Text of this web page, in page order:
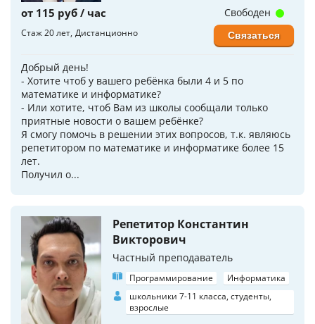
от 115 руб / час
Стаж 20 лет Дистанционно
Добрый день!
- Хотите чтоб у вашего ребёнка были 4 и 5 по
математике и информатике?
- Или хотите, чтоб Вам из школы сообщали только
приятные новости о вашем ребёнке?
Я смогу помочь в решении этих вопросов, т.к. являюсь
репетитором по математике и информатике более 15
лет.
Получил о...
Свободен
Связаться
Репетитор Константин
Викторович
Частный преподаватель
Программирование
Информатика
школьники 7-11 класса, студенты,
взрослые